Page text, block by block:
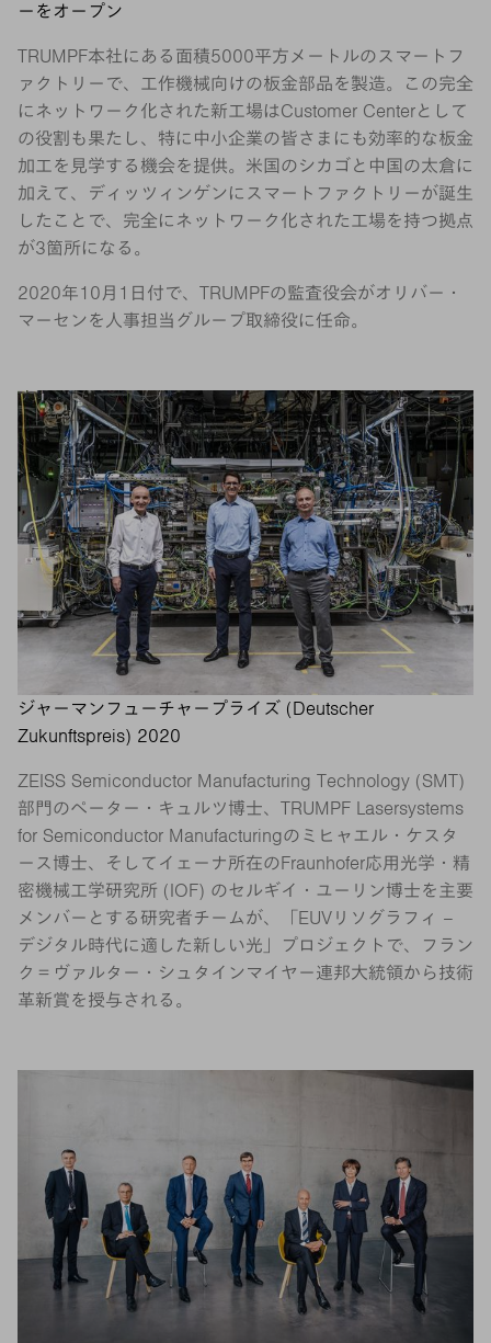
ーをオープン
TRUMPF本社にある面積5000平方メートルのスマートフ
ァクトリーで、工作機械向けの板金部品を製造。この完全
にネットワーク化された新工場はCustomer Centerとして
の役割も果たし、特に中小企業の皆さまにも効率的な板金
加工を見学する機会を提供。米国のシカゴと中国の太倉に
加えて、ディッツィンゲンにスマートファクトリーが誕生
したことで、完全にネットワーク化された工場を持つ拠点
が3箇所になる。
2020年10月1日付で、TRUMPFの監査役会がオリバー・
マーセンを人事担当グループ取締役に任命。
ジャーマンフューチャープライズ (Deutscher
Zukunftspreis) 2020
ZEISS Semiconductor Manufacturing Technology (SMT)
部門のペーター・キュルツ博士、TRUMPF Lasersystems
for Semiconductor Manufacturingのミヒャエル・ケスタ
ース博士、そしてイェーナ所在のFraunhofer応用光学・精
密機械工学研究所 (IOF) のセルギイ・ユーリン博士を主要
メンバーとする研究者チームが、「EUVリソグラフィ –
デジタル時代に適した新しい光」プロジェクトで、フラン
ク＝ヴァルター・シュタインマイヤー連邦大統領から技術
革新賞を授与される。